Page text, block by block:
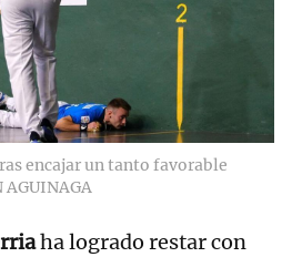
encajar un tanto favorable
AGUINAGA
ha logrado restar con